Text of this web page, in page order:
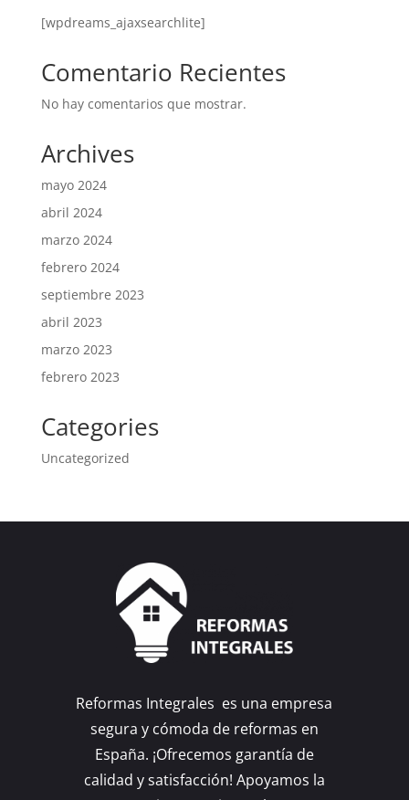
[wpdreams_ajaxsearchlite]
Comentario Recientes
No hay comentarios que mostrar.
Archives
mayo 2024
abril 2024
marzo 2024
febrero 2024
septiembre 2023
abril 2023
marzo 2023
febrero 2023
Categories
Uncategorized
Reformas Integrales es una empresa
segura y cómoda de reformas en
España. ¡Ofrecemos garantía de
calidad y satisfacción! Apoyamos la